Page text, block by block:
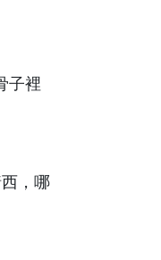
子裡
，哪